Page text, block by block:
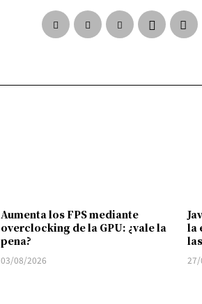
Aumenta los FPS mediante
overclocking de la GPU: ¿vale la
pena?
03/08/2026
la